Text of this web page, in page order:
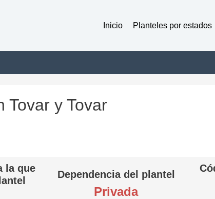
Inicio Planteles por estados
Tovar y Tovar
la que
Dependencia del plantel
Privada